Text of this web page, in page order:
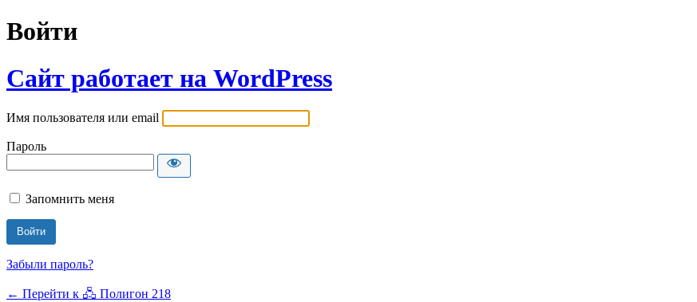
Войти
Сайт работает на WordPress
Имя пользователя или email
Пароль
Запомнить меня
Забыли пароль?
← Перейти к 🖧 Полигон 218